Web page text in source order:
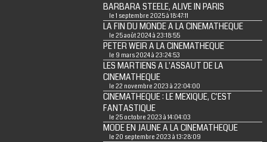
BARBARA STEELE, ALIVE IN PARIS
le 1 septembre 2025 à 18:47:11
LA FIN DU MONDE A LA CINEMATHEQUE
le 25 août 2024 à 23:18:55
PETER WEIR A LA CINEMATHEQUE
le 9 mars 2024 à 23:24:53
LES MARTIENS A L'ASSAUT DE LA
CINEMATHEQUE
le 22 novembre 2023 à 22:04:00
CINEMATHEQUE : LE MEXIQUE, C'EST
FANTASTIQUE
le 25 octobre 2023 à 14:04:03
MODE EN JAUNE A LA CINEMATHEQUE
le 20 septembre 2023 à 13:28:09